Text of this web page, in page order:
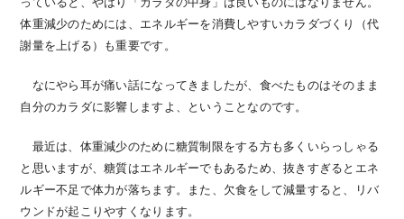
体重減少のためには、エネルギーを消費しやすいカラダづくり（代
謝量を上げる）も重要です。
なにやら耳が痛い話になってきましたが、食べたものはそのまま
自分のカラダに影響しますよ、ということなのです。
最近は、体重減少のために糖質制限をする方も多くいらっしゃる
と思いますが、糖質はエネルギーでもあるため、抜きすぎるとエネ
ルギー不足で体力が落ちます。また、欠食をして減量すると、リバ
ウンドが起こりやすくなります。